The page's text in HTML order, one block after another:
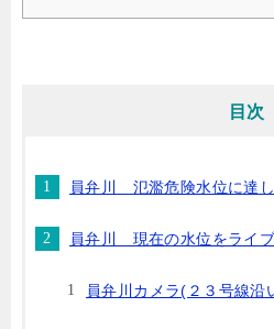
目次
員弁川 氾濫危険水位に達
員弁川 現在の水位をライ
員弁川カメラ(２３号線沿